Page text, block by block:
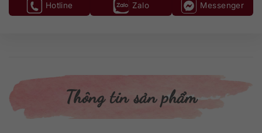
Hotline Zalo Messenger
Thông tin sản phẩm